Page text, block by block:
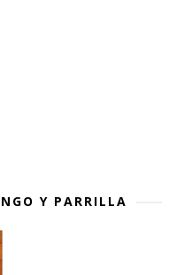
Y PARRILLA